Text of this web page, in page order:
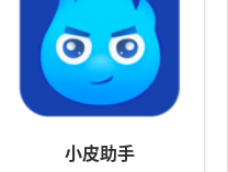
小皮助手